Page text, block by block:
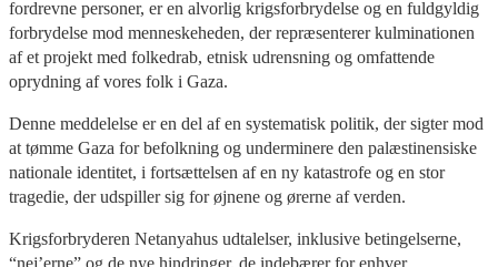
fordrevne personer, er en alvorlig krigsforbrydelse og en fuldgyldig
forbrydelse mod menneskeheden, der repræsenterer kulminationen
af et projekt med folkedrab, etnisk udrensning og omfattende
oprydning af vores folk i Gaza.
Denne meddelelse er en del af en systematisk politik, der sigter mod
at tømme Gaza for befolkning og underminere den palæstinensiske
nationale identitet, i fortsættelsen af en ny katastrofe og en stor
tragedie, der udspiller sig for øjnene og ørerne af verden.
Krigsforbryderen Netanyahus udtalelser, inklusive betingelserne,